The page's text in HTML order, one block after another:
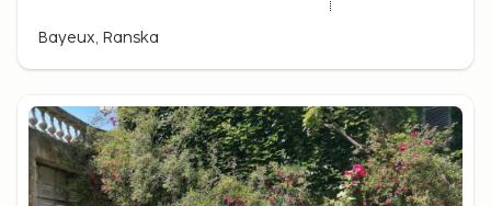
Bayeux, Ranska